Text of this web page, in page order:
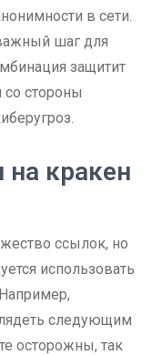
в сети.
шаг для
защитит
со стороны
кракен
ссылок, но
использовать
следующим
осторожны, так